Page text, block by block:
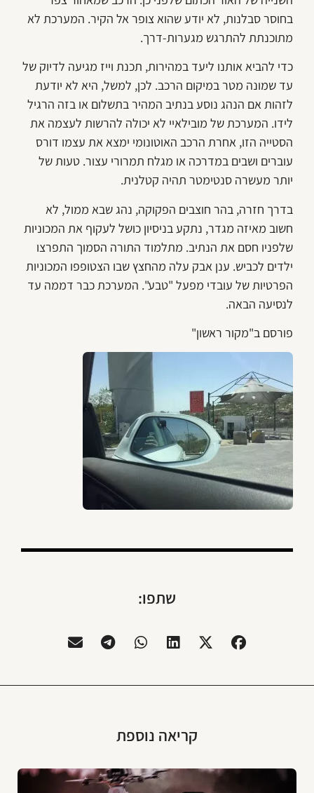
בחוסר סבלנות, לא יודע שהוא צופר אל הקיר. המערכת לא
מתוכנתת להתרגש מגערות-דרך.
כדי להביא אותנו ליעד במהירות, תכנת וייז מגיעה לדיוק של
עד שמונה מטר במיקום הרכב. לכן, למשל, היא לא יודעת
לזהות אם הנהג נוסע בנתיב המהיר בתשלום או בזה הרגיל
לידו. המערכת של מובילאיי לא יכולה להרשות לעצמה את
הסטייה הזו, אחרת הרכב האוטונומי ימצא את עצמו דורס
עוברים ושבים במדרכה או מגלח תמרורי עצור. טעות של
יותר מעשרה סנטימטר תהיה קטלנית.
בדרך חזרה, בהר חוצבים הפקוקה, נהג שבא ממול, לא
חשוב מאיזה מגדר, נתקע בניסיון כושל לעקוף את המכוניות
שלפניו חסם את הנתיב. מתלמוד התורה הסמוך התפרצו
ילדים לכביש. ענן אבק עלה מהחצץ שבו הצטופפו המכוניות
הפרטיות של עובדי מפעל "טבע". המערכת כבר דממה עד
לנסיעה הבאה.
פורסם ב"מקור ראשון"
שתפו:
קריאה נוספת